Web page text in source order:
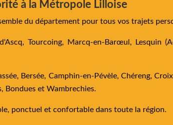
à la Métropole Lilloise
du département pour tous vos trajets
Tourcoing, Marcq-en-Barœul, Lesquin
Bersée, Camphin-en-Pévèle,Chéreng,
Bondues et Wambrechies.
ponctuel et confortable dans toute la région.